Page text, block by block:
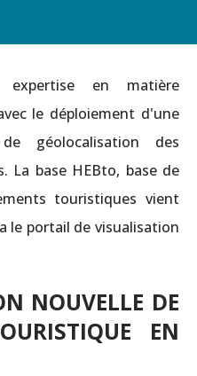
expertise en matière
le déploiement d'une
géolocalisation des
La base HEBto, base de
touristiques vient
le portail de visualisation
NOUVELLE DE
EN